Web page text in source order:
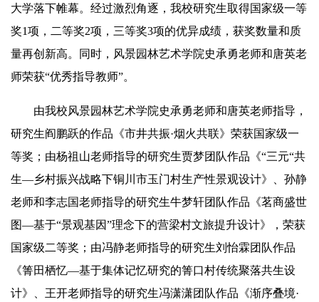
大学落下帷幕。经过激烈角逐，我校研究生取得国家级一等
奖1项，二等奖2项，三等奖3项的优异成绩，获奖数量和质
量再创新高。同时，风景园林艺术学院史承勇老师和唐英老
师荣获“优秀指导教师”。
由我校风景园林艺术学院史承勇老师和唐英老师指导，
研究生阎鹏跃的作品《市井共振·烟火共联》荣获国家级一
等奖；由杨祖山老师指导的研究生贾梦团队作品《“三元“共
生—乡村振兴战略下铜川市玉门村生产性景观设计》、孙静
老师和李志国老师指导的研究生牛梦轩团队作品《茗商盛世
图—基于“景观基因”理念下的营梁村文旅提升设计》，荣获
国家级二等奖；由冯静老师指导的研究生刘怡霖团队作品
《箐田栖忆—基于集体记忆研究的箐口村传统聚落共生设
计》、王开老师指导的研究生冯潇潇团队作品《渐序叠境·